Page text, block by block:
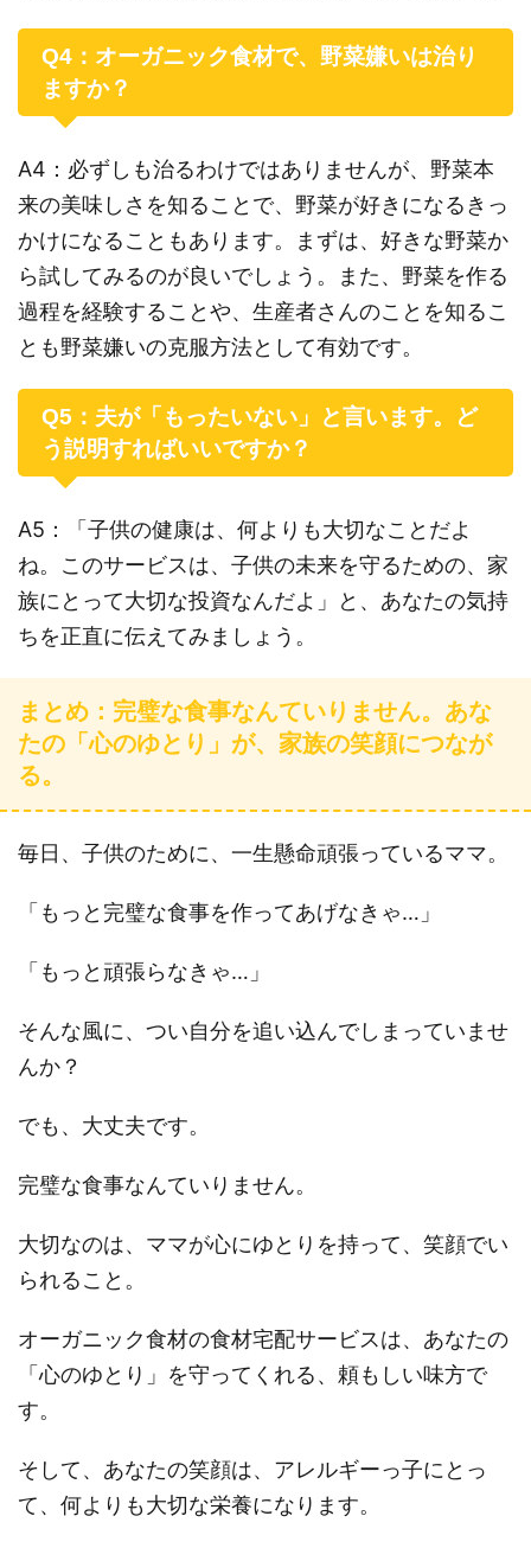
Q4：オーガニック食材で、野菜嫌いは治り
ますか？
A4：必ずしも治るわけではありませんが、野菜本
来の美味しさを知ることで、野菜が好きになるきっ
かけになることもあります。まずは、好きな野菜か
ら試してみるのが良いでしょう。また、野菜を作る
過程を経験することや、生産者さんのことを知るこ
とも野菜嫌いの克服方法として有効です。
Q5：夫が「もったいない」と言います。ど
う説明すればいいですか？
A5：「子供の健康は、何よりも大切なことだよ
ね。このサービスは、子供の未来を守るための、家
族にとって大切な投資なんだよ」と、あなたの気持
ちを正直に伝えてみましょう。
まとめ：完璧な食事なんていりません。あな
たの「心のゆとり」が、家族の笑顔につなが
る。
毎日、子供のために、一生懸命頑張っているママ。
「もっと完璧な食事を作ってあげなきゃ…」
「もっと頑張らなきゃ…」
そんな風に、つい自分を追い込んでしまっていませ
んか？
でも、大丈夫です。
完璧な食事なんていりません。
大切なのは、ママが心にゆとりを持って、笑顔でい
られること。
オーガニック食材の食材宅配サービスは、あなたの
「心のゆとり」を守ってくれる、頼もしい味方で
す。
そして、あなたの笑顔は、アレルギーっ子にとっ
て、何よりも大切な栄養になります。